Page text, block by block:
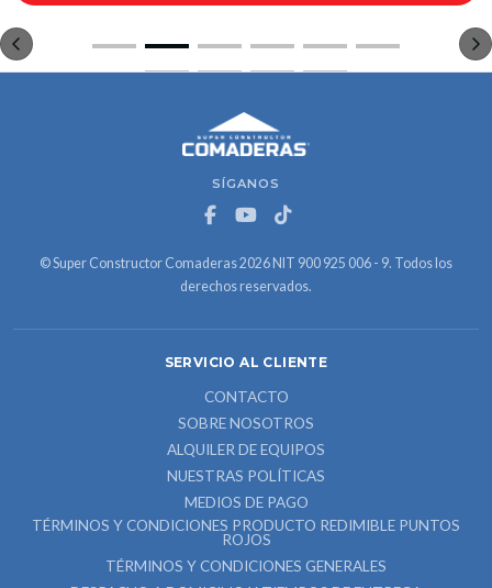
SÍGANOS
© Super Constructor Comaderas 2026 NIT 900 925 006 - 9. Todos los
derechos reservados.
SERVICIO AL CLIENTE
CONTACTO
SOBRE NOSOTROS
ALQUILER DE EQUIPOS
NUESTRAS POLÍTICAS
MEDIOS DE PAGO
TÉRMINOS Y CONDICIONES PRODUCTO REDIMIBLE PUNTOS
ROJOS
TÉRMINOS Y CONDICIONES GENERALES